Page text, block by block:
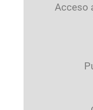
Acceso